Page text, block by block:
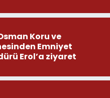
Koru ve
Emniyet
Erol’a ziyaret